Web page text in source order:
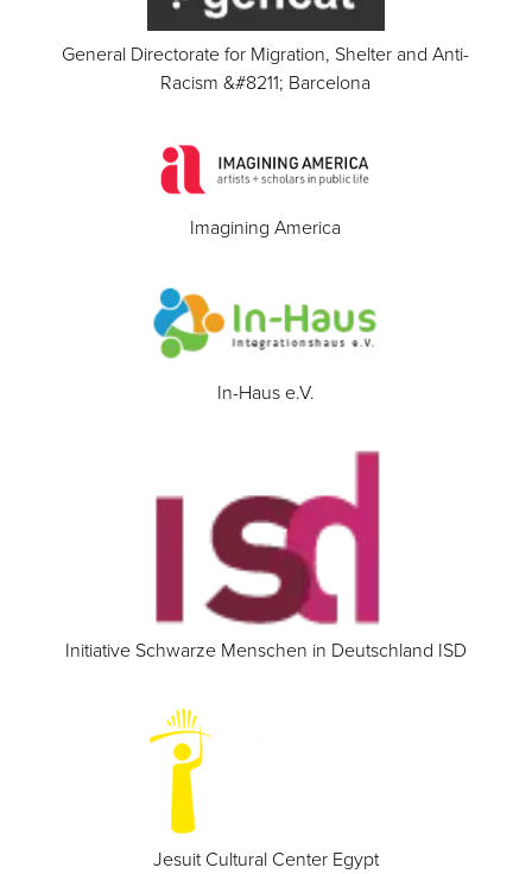
General Directorate for Migration, Shelter and Anti-
Racism &#8211; Barcelona
Imagining America
In-Haus e.V.
Initiative Schwarze Menschen in Deutschland ISD
Jesuit Cultural Center Egypt